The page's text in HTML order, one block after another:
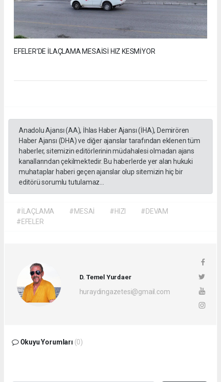
EFELER'DE İLAÇLAMA MESAİSİ HIZ KESMİYOR
Anadolu Ajansı (AA), İhlas Haber Ajansı (İHA), Demirören
Haber Ajansı (DHA) ve diğer ajanslar tarafından eklenen tüm
haberler, sitemizin editörlerinin müdahalesi olmadan ajans
kanallarından çekilmektedir. Bu haberlerde yer alan hukuki
muhataplar haberi geçen ajanslar olup sitemizin hiç bir
editörü sorumlu tutulamaz...
#İLAÇLAMA #MESAİ #HIZI
#DEVAM
#EFELER
D. Temel Yurdaer
huraydingazetesi@gmail.com
Okuyu Yorumları (0)